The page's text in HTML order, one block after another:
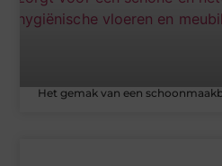
Het gemak van een